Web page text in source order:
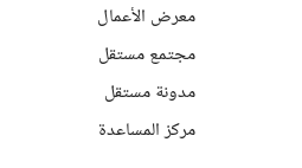
معرض الأعمال
مجتمع مستقل
مدونة مستقل
مركز المساعدة